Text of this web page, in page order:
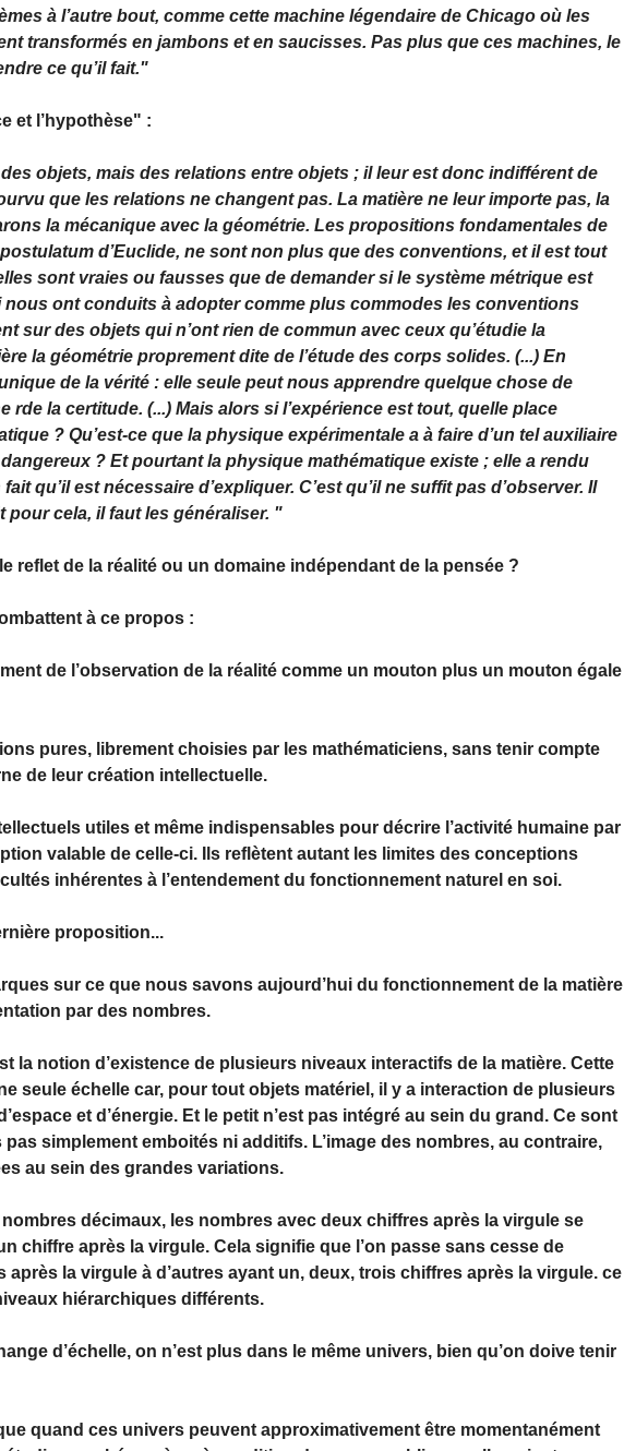
à l’autre bout, comme cette machine légendaire de Chicago où les
transformés en jambons et en saucisses. Pas plus que ces machines, le
ce qu’il fait."
et l’hypothèse" :
objets, mais des relations entre objets ; il leur est donc indifférent de
que les relations ne changent pas. La matière ne leur importe pas, la
la mécanique avec la géométrie. Les propositions fondamentales de
d’Euclide, ne sont non plus que des conventions, et il est tout
sont vraies ou fausses que de demander si le système métrique est
nous ont conduits à adopter comme plus commodes les conventions
sur des objets qui n’ont rien de commun avec ceux qu’étudie la
la géométrie proprement dite de l’étude des corps solides. (...) En
de la vérité : elle seule peut nous apprendre quelque chose de
la certitude. (...) Mais alors si l’expérience est tout, quelle place
? Qu’est-ce que la physique expérimentale a à faire d’un tel auxiliaire
? Et pourtant la physique mathématique existe ; elle a rendu
qu’il est nécessaire d’expliquer. C’est qu’il ne suffit pas d’observer. Il
cela, il faut les généraliser. "
reflet de la réalité ou un domaine indépendant de la pensée ?
à ce propos :
de l’observation de la réalité comme un mouton plus un mouton égale
pures, librement choisies par les mathématiciens, sans tenir compte
de leur création intellectuelle.
utiles et même indispensables pour décrire l’activité humaine par
valable de celle-ci. Ils reflètent autant les limites des conceptions
inhérentes à l’entendement du fonctionnement naturel en soi.
proposition...
sur ce que nous savons aujourd’hui du fonctionnement de la matière
par des nombres.
la notion d’existence de plusieurs niveaux interactifs de la matière. Cette
seule échelle car, pour tout objets matériel, il y a interaction de plusieurs
et d’énergie. Et le petit n’est pas intégré au sein du grand. Ce sont
simplement emboités ni additifs. L’image des nombres, au contraire,
au sein des grandes variations.
décimaux, les nombres avec deux chiffres après la virgule se
chiffre après la virgule. Cela signifie que l’on passe sans cesse de
la virgule à d’autres ayant un, deux, trois chiffres après la virgule. ce
hiérarchiques différents.
d’échelle, on n’est plus dans le même univers, bien qu’on doive tenir
quand ces univers peuvent approximativement être momentanément